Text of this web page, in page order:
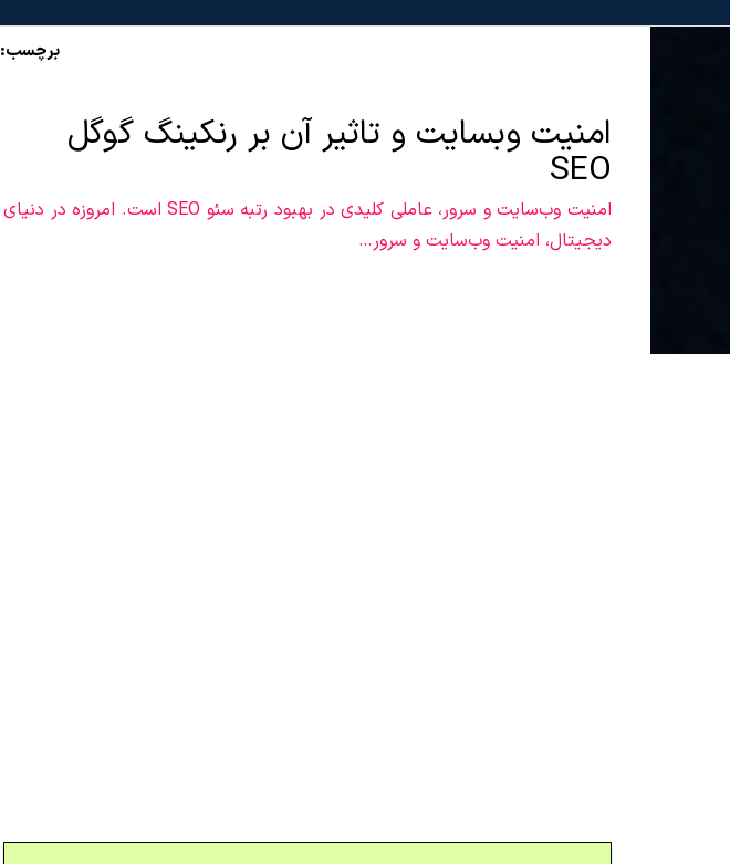
برچسب:
امنیت وبسایت و تاثیر آن بر رنکینگ گوگل
SEO
امنیت وب‌سایت و سرور، عاملی کلیدی در بهبود رتبه سئو SEO است. امروزه در دنیای
دیجیتال، امنیت وب‌سایت و سرور…